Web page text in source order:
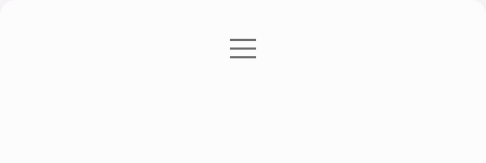
Gizlilik Politikası
menüyü